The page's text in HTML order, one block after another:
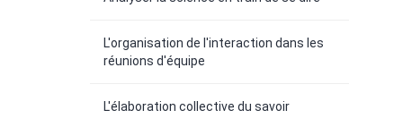
L'organisation de l'interaction dans les
réunions d'équipe
L'élaboration collective du savoir